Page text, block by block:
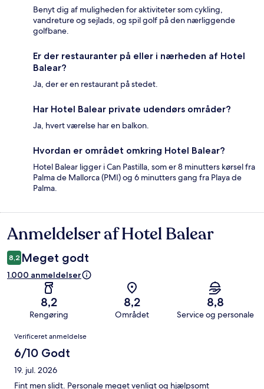
Benyt dig af muligheden for aktiviteter som cykling,
vandreture og sejlads, og spil golf på den nærliggende
golfbane.
Er der restauranter på eller i nærheden af Hotel
Balear?
Ja, der er en restaurant på stedet.
Har Hotel Balear private udendørs områder?
Ja, hvert værelse har en balkon.
Hvordan er området omkring Hotel Balear?
Hotel Balear ligger i Can Pastilla, som er 8 minutters kørsel fra
Palma de Mallorca (PMI) og 6 minutters gang fra Playa de
Palma.
Anmeldelser
Anmeldelser af Hotel Balear
8,2 Meget godt
1.000 anmeldelser
8,2
Rengøring
8,2
Området
8,8
Service og personale
Anmeldelser
Verificeret anmeldelse
6/10 Godt
19. jul. 2026
Fint men slidt. Personale meget venligt og hjælpsomt